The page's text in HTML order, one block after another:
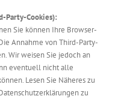
Party-Cookies):
Sie können Ihre Browser-
Annahme von Third-Party-
Wir weisen Sie jedoch an
eventuell nicht alle
Lesen Sie Näheres zu
zu